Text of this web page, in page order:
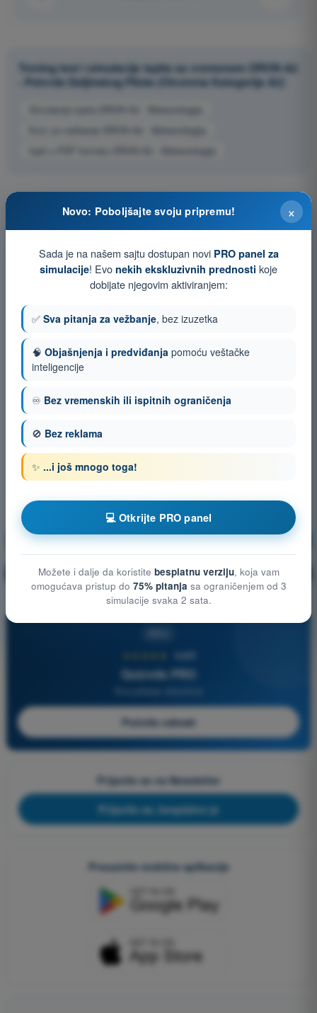
Trening test i simulacije ispita sa vremenom DRON A2
- Potvrda Daljinskog Pilota (Otvorena Kategorija A2)
Simulacija ispita DRON A2 - Meteorologija
Kviz za vežbanje DRON A2 - Meteorologija
Ispit u PDF formatu DRON A2 - Meteorologija
Meteorologija Vežbanje!
🔒 PRO Objašnjenje pitanja
4,6/5
Quizvds PRO
Počnite odmah
Prijavite se na Newsletter
Prijavite se, besplatno je
Preuzmite mobilne aplikacije
×
Novo: Poboljšajte svoju pripremu!
Sada je na našem sajtu dostupan novi PRO panel za
simulacije! Evo nekih ekskluzivnih prednosti koje
dobijate njegovim aktiviranjem:
✅ Sva pitanja za vežbanje, bez izuzetka
🧠 Objašnjenja i predviđanja pomoću veštačke
inteligencije
♾️ Bez vremenskih ili ispitnih ograničenja
🚫 Bez reklama
✨ ...i još mnogo toga!
💻 Otkrijte PRO panel
Možete i dalje da koristite besplatnu verziju, koja vam
omogućava pristup do 75% pitanja sa ograničenjem od 3
simulacije svaka 2 sata.